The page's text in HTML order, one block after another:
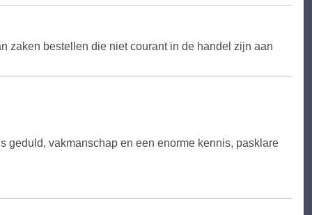
zaken bestellen die niet courant in de handel zijn aan
geduld, vakmanschap en een enorme kennis, pasklare